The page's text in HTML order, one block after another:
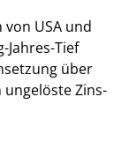
USA und
Jahres-Tief
über
Zins-